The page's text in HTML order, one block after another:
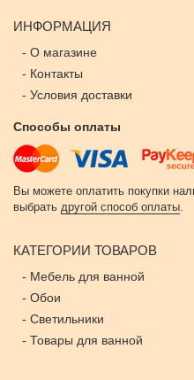
ИНФОРМАЦИЯ
- О магазине
- Контакты
- Условия доставки
Способы оплаты
Вы можете оплатить покупки
выбрать другой способ оплаты.
КАТЕГОРИИ ТОВАРОВ
- Мебель для ванной
- Обои
- Светильники
- Товары для ванной